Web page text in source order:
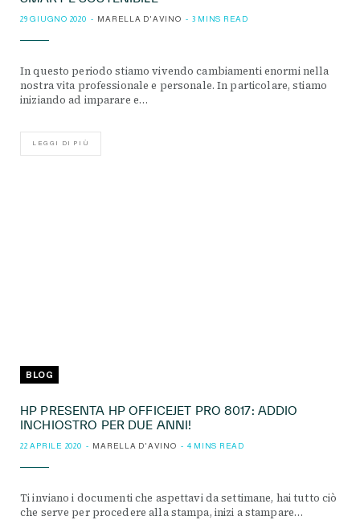
29 GIUGNO 2020 MARELLA D'AVINO 3 MINS READ
In questo periodo stiamo vivendo cambiamenti enormi nella
nostra vita professionale e personale. In particolare, stiamo
iniziando ad imparare e…
LEGGI DI PIÙ
BLOG
HP PRESENTA HP OFFICEJET PRO 8017: ADDIO
INCHIOSTRO PER DUE ANNI!
22 APRILE 2020 MARELLA D'AVINO 4 MINS READ
Ti inviano i documenti che aspettavi da settimane, hai tutto ciò
che serve per procedere alla stampa, inizi a stampare…